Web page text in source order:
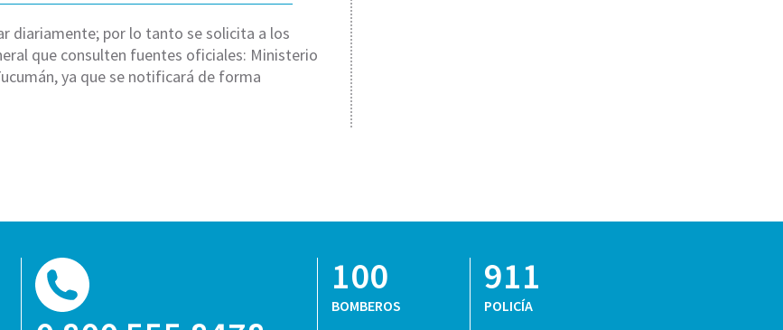
diariamente; por lo tanto se solicita a los
que consulten fuentes oficiales: Ministerio
ya que se notificará de forma
100
BOMBEROS
911
POLICÍA